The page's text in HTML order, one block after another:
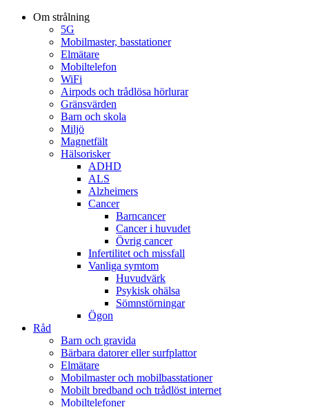
Om strålning
5G
Mobilmaster, basstationer
Elmätare
Mobiltelefon
WiFi
Airpods och trådlösa hörlurar
Gränsvärden
Barn och skola
Miljö
Magnetfält
Hälsorisker
ADHD
ALS
Alzheimers
Cancer
Barncancer
Cancer i huvudet
Övrig cancer
Infertilitet och missfall
Vanliga symtom
Huvudvärk
Psykisk ohälsa
Sömnstörningar
Ögon
Råd
Barn och gravida
Bärbara datorer eller surfplattor
Elmätare
Mobilmaster och mobilbasstationer
Mobilt bredband och trådlöst internet
Mobiltelefoner